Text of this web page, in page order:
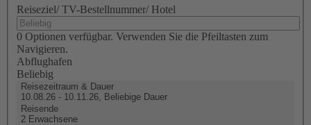
Reiseziel/ TV-Bestellnummer/ Hotel
0 Optionen verfügbar. Verwenden Sie die Pfeiltasten zum
Navigieren.
Abflughafen
Beliebig
Reisezeitraum & Dauer
10.08.26 - 10.11.26, Beliebige Dauer
Reisende
2 Erwachsene